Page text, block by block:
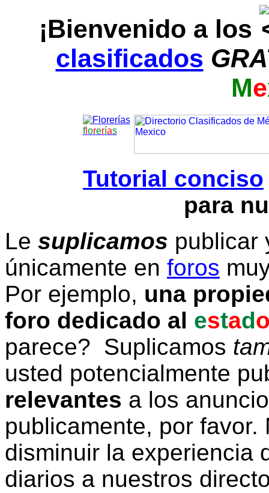
¡Bienvenido a los
clasificados
Me
florerías
Tutorial conciso
para
Le suplicamos publicar
únicamente en foros
Por ejemplo, una
foro dedicado al estad
parece? Suplicamos
usted potencialmente
relevantes a los
publicamente, por
disminuir la experiencia
diarios a nuestros